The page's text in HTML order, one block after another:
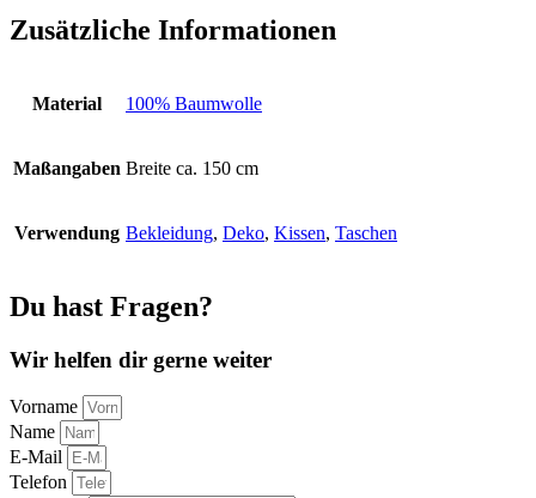
Zusätzliche Informationen
Material 100% Baumwolle
Maßangaben Breite ca. 150 cm
Verwendung Bekleidung, Deko, Kissen, Taschen
Du hast Fragen?
Wir helfen dir gerne weiter
Vorname
Name
E-Mail
Telefon